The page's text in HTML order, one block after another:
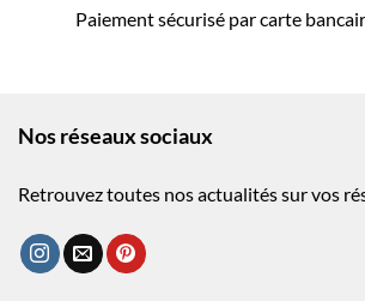
Paiement sécurisé par carte
Nos réseaux sociaux
Retrouvez toutes nos actualités sur vos